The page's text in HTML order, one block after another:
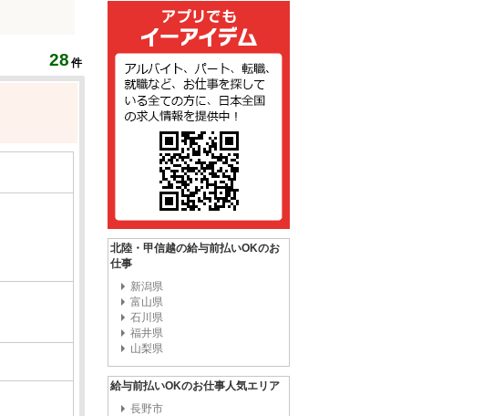
28 件
北陸・甲信越の給与前払いOKのお
仕事
新潟県
富山県
石川県
福井県
山梨県
給与前払いOKのお仕事人気エリア
長野市